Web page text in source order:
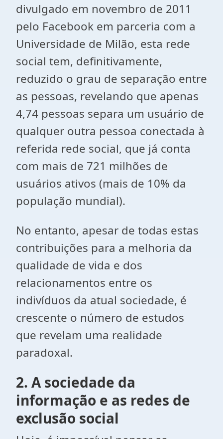
divulgado em novembro de 2011
pelo Facebook em parceria com a
Universidade de Milão, esta rede
social tem, definitivamente,
reduzido o grau de separação entre
as pessoas, revelando que apenas
4,74 pessoas separa um usuário de
qualquer outra pessoa conectada à
referida rede social, que já conta
com mais de 721 milhões de
usuários ativos (mais de 10% da
população mundial).
No entanto, apesar de todas estas
contribuições para a melhoria da
qualidade de vida e dos
relacionamentos entre os
indivíduos da atual sociedade, é
crescente o número de estudos
que revelam uma realidade
paradoxal.
2. A sociedade da
informação e as redes de
exclusão social